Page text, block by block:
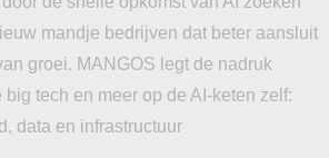
mandje bedrijven dat beter aansluit
groei. MANGOS legt de nadruk
tech en meer op de AI-keten zelf:
data en infrastructuur